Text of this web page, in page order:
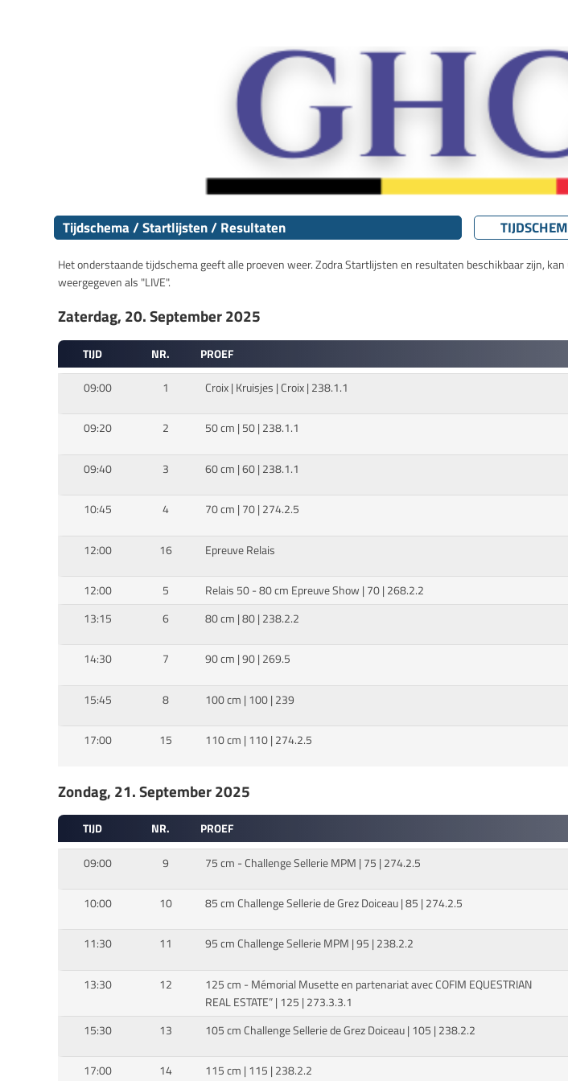
Tijdschema / Startlijsten / Resultaten
Het onderstaande tijdschema geeft alle proeven weer. Zodra Startlijsten en resultaten beschikbaar zijn,
weergegeven als "LIVE".
Zaterdag, 20. September 2025
TIJD NR. PROEF
09:00
1 Croix | Kruisjes | Croix | 238.1.1
09:20 2 50 cm | 50 | 238.1.1
09:40 3 60 cm | 60 | 238.1.1
10:45 4 70 cm | 70 | 274.2.5
12:00 16 Epreuve Relais
12:00 5
Relais 50 - 80 cm Epreuve Show | 70 | 268.2.2
13:15
6 80 cm | 80 | 238.2.2
14:30 7 90 cm | 90 | 269.5
15:45 8 100 cm | 100 | 239
17:00 15 110 cm | 110 | 274.2.5
Zondag, 21. September 2025
TIJD NR. PROEF
09:00
9 75 cm - Challenge Sellerie MPM | 75 | 274.2.5
10:00 10 85 cm Challenge Sellerie de Grez Doiceau | 85 | 274.2.5
11:30 11 95 cm Challenge Sellerie MPM | 95 | 238.2.2
13:30 12
125 cm - Mémorial Musette en partenariat avec COFIM EQUESTRIAN
REAL ESTATE” | 125 | 273.3.3.1
15:30 13 105 cm Challenge Sellerie de Grez Doiceau | 105 | 238.2.2
17:00 14 115 cm | 115 | 238.2.2